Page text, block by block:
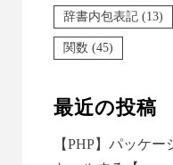
辞書内包表記 (13)
関数 (45)
最近の投稿
【PHP】パッケ